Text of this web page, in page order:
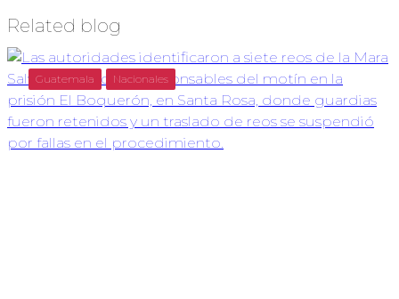
Related blog
Guatemala Nacionales